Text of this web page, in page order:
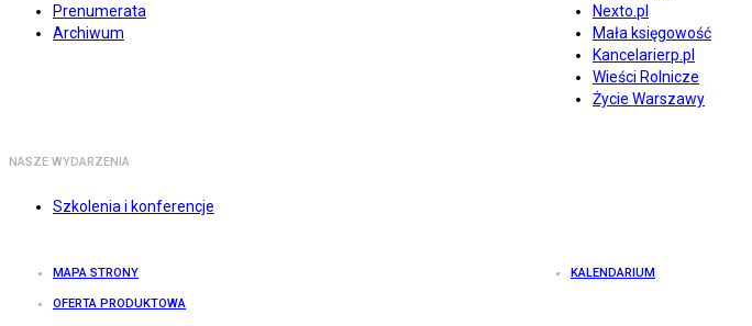
Prenumerata
Archiwum
Nexto.pl
Mała księgowość
Kancelarierp.pl
Wieści Rolnicze
Życie Warszawy
NASZE WYDARZENIA
Szkolenia i konferencje
MAPA STRONY KALENDARIUM
OFERTA PRODUKTOWA